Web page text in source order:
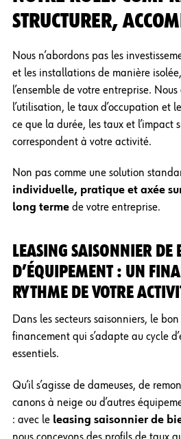
STRUCTURER,
Nous n’abordons pas les
et les installations de manière
l’ensemble de votre entreprise.
l’utilisation, le taux d’occupation et
ce que la durée, les taux et l’impact
correspondent à votre activité.
Non pas comme une solution
individuelle, pratique et axée
long termede votre entreprise.
LEASING SAISONNIER DE
D’ÉQUIPEMENT : UN
RYTHME DE VOTRE
Dans les secteurs saisonniers, le
financement qui s’adapte au cycle
essentiels.
Qu’il s’agisse de dameuses, de
canons à neige ou d’autres
: avec le leasing saisonnier de